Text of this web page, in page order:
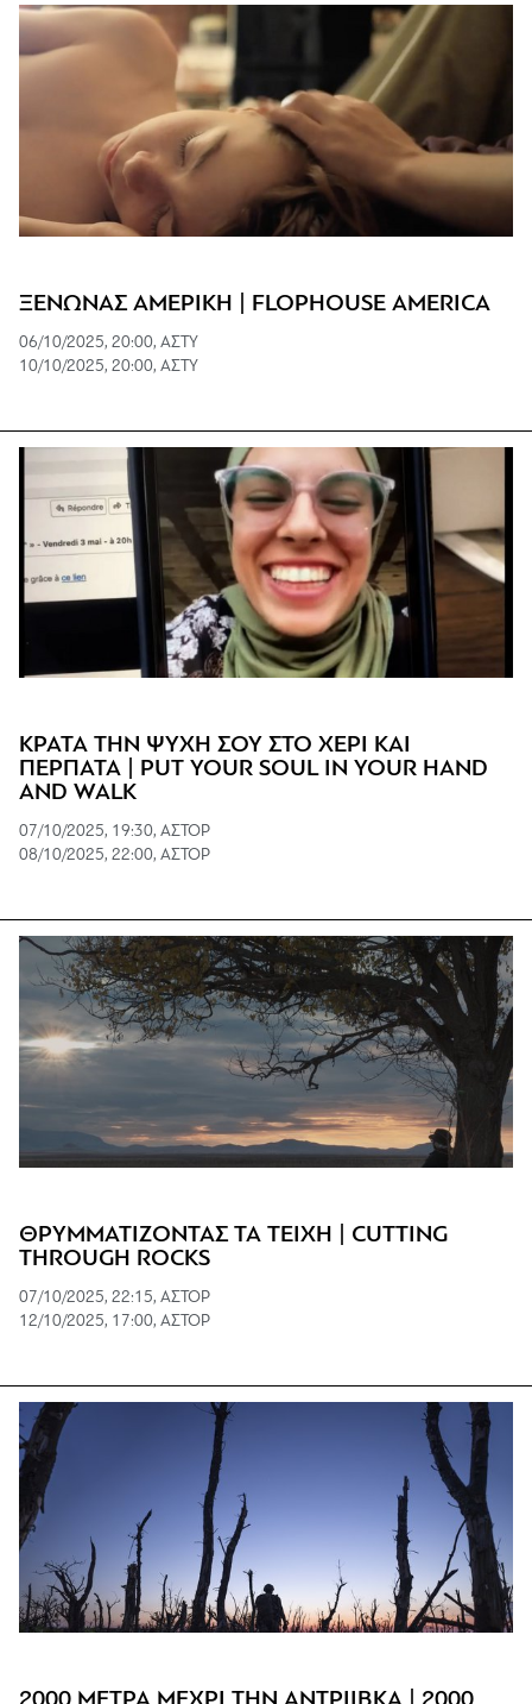
ΞΕΝΩΝΑΣ ΑΜΕΡΙΚΗ | FLOPHOUSE AMERICA
06/10/2025, 20:00, ΑΣΤΥ
10/10/2025, 20:00, ΑΣΤΥ
ΚΡΑΤΑ ΤΗΝ ΨΥΧΗ ΣΟΥ ΣΤΟ ΧΕΡΙ ΚΑΙ
ΠΕΡΠΑΤΑ | PUT YOUR SOUL IN YOUR HAND
AND WALK
07/10/2025, 19:30, ΑΣΤΟΡ
08/10/2025, 22:00, ΑΣΤΟΡ
ΘΡΥΜΜΑΤΙΖΟΝΤΑΣ ΤΑ ΤΕΙΧΗ | CUTTING
THROUGH ROCKS
07/10/2025, 22:15, ΑΣΤΟΡ
12/10/2025, 17:00, ΑΣΤΟΡ